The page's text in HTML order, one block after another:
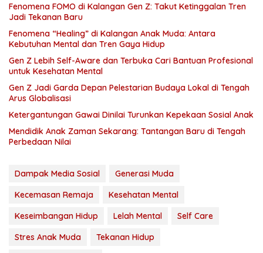
Fenomena FOMO di Kalangan Gen Z: Takut Ketinggalan Tren
Jadi Tekanan Baru
Fenomena “Healing” di Kalangan Anak Muda: Antara
Kebutuhan Mental dan Tren Gaya Hidup
Gen Z Lebih Self-Aware dan Terbuka Cari Bantuan Profesional
untuk Kesehatan Mental
Gen Z Jadi Garda Depan Pelestarian Budaya Lokal di Tengah
Arus Globalisasi
Ketergantungan Gawai Dinilai Turunkan Kepekaan Sosial Anak
Mendidik Anak Zaman Sekarang: Tantangan Baru di Tengah
Perbedaan Nilai
Dampak Media Sosial
Generasi Muda
Kecemasan Remaja
Kesehatan Mental
Keseimbangan Hidup
Lelah Mental
Self Care
Stres Anak Muda
Tekanan Hidup